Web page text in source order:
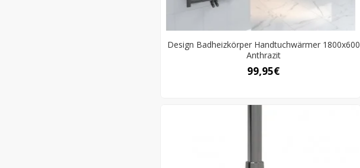
Design Badheizkörper Handtuchwärmer 1800x600
Anthrazit
99,95€